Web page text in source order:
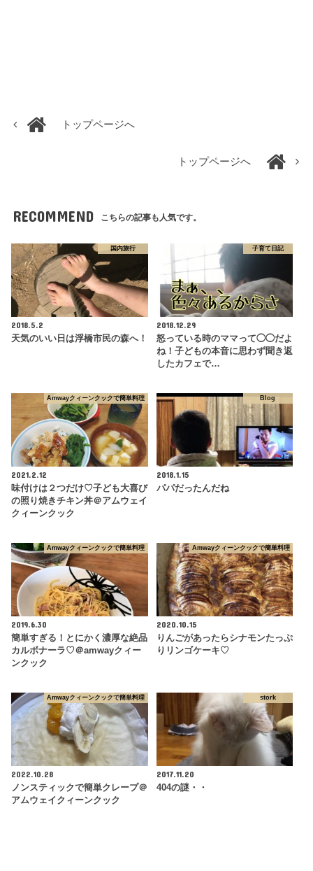
トップページへ
トップページへ
RECOMMEND こちらの記事も人気です。
国内旅行
2018.5.2
天気のいい日は浮橋市民の森へ！
子育て日記
2018.12.29
怒っている時のママって◯◯だよ
ね！子どもの本音に思わず聞き返
したカフェで…
Amwayクィーンクックで簡単料理
2021.2.12
味付けは２つだけ♡子ども大喜び
の照り焼きチキン丼＠アムウェイ
クィーンクック
Blog
2018.1.15
パパだったんだね
Amwayクィーンクックで簡単料理
2019.6.30
簡単すぎる！とにかく濃厚な絶品
カルボナーラ♡＠amwayクィー
ンクック
Amwayクィーンクックで簡単料理
2020.10.15
りんごがあったらシナモンたっぷ
りリンゴケーキ♡
Amwayクィーンクックで簡単料理
2022.10.28
ノンスティックで簡単クレープ＠
アムウェイクィーンクック
stork
2017.11.20
404の謎・・